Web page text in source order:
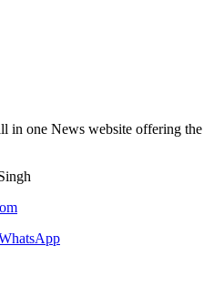
in one News website offering the